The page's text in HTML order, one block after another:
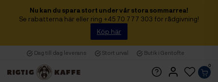
Nu kan du spara stort under vår stora sommarrea!
Se rabatterna här eller ring +45 70 777 303 för rådgivning!
Köp här
Dag till dag leverans Stort urval Butik i Gentofte
0